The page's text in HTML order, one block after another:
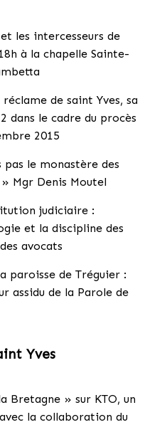
les intercesseurs de
à la chapelle Sainte-
de saint Yves, sa
dans le cadre du procès
2015
pas le monastère des
Mgr Denis Moutel
judiciaire :
et la discipline des
avocats
paroisse de Tréguier :
assidu de la Parole de
Yves
Bretagne » sur KTO, un
la collaboration du